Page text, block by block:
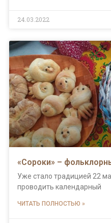
24.03.2022
«Сороки» –
Уже стало традицией 22
проводить календарный
ЧИТАТЬ ПОЛНОСТЬЮ »